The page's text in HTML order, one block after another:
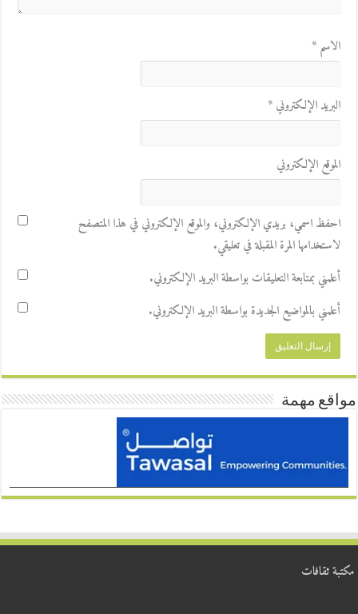
الاسم*
البريد الإلكتروني*
الموقع الإلكتروني
احفظ اسمي، بريدي الإلكتروني، والموقع الإلكتروني في هذا المتصفح
لاستخدامها المرة المقبلة في تعليقي.
أعلمني بمتابعة التعليقات بواسطة البريد الإلكتروني.
أعلمني بالمواضيع الجديدة بواسطة البريد الإلكتروني.
مواقع مهمة
مكتبة ثقافات